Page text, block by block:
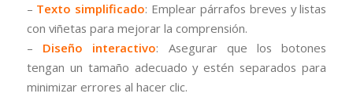
– Texto simplificado: Emplear párrafos breves y listas
con viñetas para mejorar la comprensión.
– Diseño interactivo: Asegurar que los botones
tengan un tamaño adecuado y estén separados para
minimizar errores al hacer clic.